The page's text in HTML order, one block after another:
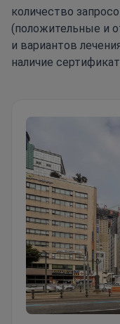
количество
(положительные и
и вариантов
наличие